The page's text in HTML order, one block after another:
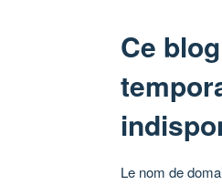
Ce
Le nom de